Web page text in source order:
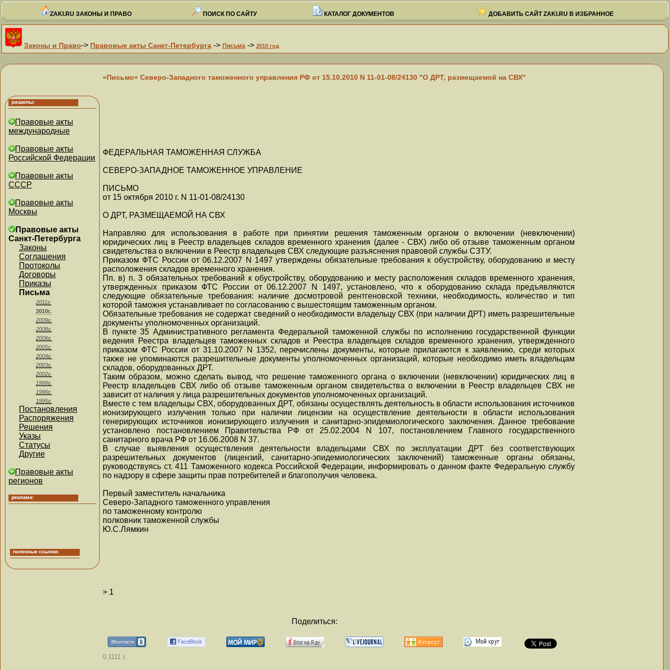
ZAKI.RU ЗАКОНЫ И ПРАВО ПОИСК ПО САЙТУ КАТАЛОГ ДОКУМЕНТОВ ДОБАВИТЬ САЙТ ZAKI.RU В ИЗБРАННОЕ
Законы и Право-> Правовые акты Санкт-Петербурга -> Письма -> 2010 год
Правовые акты
международные
Правовые акты
Российской Федерации
Правовые акты
СССР
Правовые акты
Москвы
Правовые акты
Санкт-Петербурга
Законы
Соглашения
Протоколы
Договоры
Приказы
Письма
2011г.
2010г.
2009г.
2008г.
2006г.
2005г.
2004г.
2003г.
2002г.
1999г.
1996г.
1995г.
Постановления
Распоряжения
Решения
Указы
Статусы
Другие
Правовые акты
регионов
«Письмо» Северо-Западного таможенного управления РФ от 15.10.2010 N 11-01-08/24130 "О ДРТ, размещаемой на СВХ"
ФЕДЕРАЛЬНАЯ ТАМОЖЕННАЯ СЛУЖБА
СЕВЕРО-ЗАПАДНОЕ ТАМОЖЕННОЕ УПРАВЛЕНИЕ
ПИСЬМО
от 15 октября 2010 г. N 11-01-08/24130
О ДРТ, РАЗМЕЩАЕМОЙ НА СВХ
Направляю для использования в работе при принятии решения таможенным органом о включении (невключении)
юридических лиц в Реестр владельцев складов временного хранения (далее - СВХ) либо об отзыве таможенным органом
свидетельства о включении в Реестр владельцев СВХ следующие разъяснения правовой службы СЗТУ.
Приказом ФТС России от 06.12.2007 N 1497 утверждены обязательные требования к обустройству, оборудованию и месту
расположения складов временного хранения.
Пп. в) п. 3 обязательных требований к обустройству, оборудованию и месту расположения складов временного хранения,
утвержденных приказом ФТС России от 06.12.2007 N 1497, установлено, что к оборудованию склада предъявляются
следующие обязательные требования: наличие досмотровой рентгеновской техники, необходимость, количество и тип
которой таможня устанавливает по согласованию с вышестоящим таможенным органом.
Обязательные требования не содержат сведений о необходимости владельцу СВХ (при наличии ДРТ) иметь разрешительные
документы уполномоченных организаций.
В пункте 35 Административного регламента Федеральной таможенной службы по исполнению государственной функции
ведения Реестра владельцев таможенных складов и Реестра владельцев складов временного хранения, утвержденного
приказом ФТС России от 31.10.2007 N 1352, перечислены документы, которые прилагаются к заявлению, среди которых
также не упоминаются разрешительные документы уполномоченных организаций, которые необходимо иметь владельцам
складов, оборудованных ДРТ.
Таким образом, можно сделать вывод, что решение таможенного органа о включении (невключении) юридических лиц в
Реестр владельцев СВХ либо об отзыве таможенным органом свидетельства о включении в Реестр владельцев СВХ не
зависит от наличия у лица разрешительных документов уполномоченных организаций.
Вместе с тем владельцы СВХ, оборудованных ДРТ, обязаны осуществлять деятельность в области использования источников
ионизирующего излучения только при наличии лицензии на осуществление деятельности в области использования
генерирующих источников ионизирующего излучения и санитарно-эпидемиологического заключения. Данное требование
установлено постановлением Правительства РФ от 25.02.2004 N 107, постановлением Главного государственного
санитарного врача РФ от 16.06.2008 N 37.
В случае выявления осуществления деятельности владельцами СВХ по эксплуатации ДРТ без соответствующих
разрешительных документов (лицензий, санитарно-эпидемиологических заключений) таможенные органы обязаны,
руководствуясь ст. 411 Таможенного кодекса Российской Федерации, информировать о данном факте Федеральную службу
по надзору в сфере защиты прав потребителей и благополучия человека.
Первый заместитель начальника
Северо-Западного таможенного управления
по таможенному контролю
полковник таможенной службы
Ю.С.Лямкин
> 1
Поделиться:
0.1111 с